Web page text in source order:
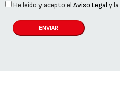
He leído y acepto el Aviso Legal y la
ENVIAR